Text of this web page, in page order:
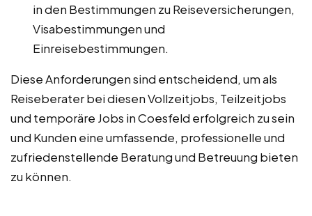
in den Bestimmungen zu Reiseversicherungen,
Visabestimmungen und
Einreisebestimmungen.
Diese Anforderungen sind entscheidend, um als
Reiseberater bei diesen Vollzeitjobs, Teilzeitjobs
und temporäre Jobs in Coesfeld erfolgreich zu sein
und Kunden eine umfassende, professionelle und
zufriedenstellende Beratung und Betreuung bieten
zu können.